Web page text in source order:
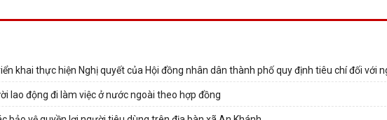
khai thực hiện Nghị quyết của Hội đồng nhân dân thành phố quy định tiêu chí đối với
lao động đi làm việc ở nước ngoài theo hợp đồng